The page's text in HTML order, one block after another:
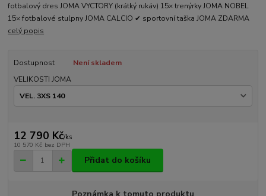
fotbalový dres JOMA VYCTORY (krátký rukáv) 15× trenýrky JOMA NOBEL
15× fotbalové stulpny JOMA CALCIO ✔ sportovní taška JOMA ZDARMA
celý popis
Dostupnost
Není skladem
VELIKOSTI JOMA
12 790 Kč/ks
10 570 Kč bez DPH
Přidat do košíku
Poznámka k tomuto produktu